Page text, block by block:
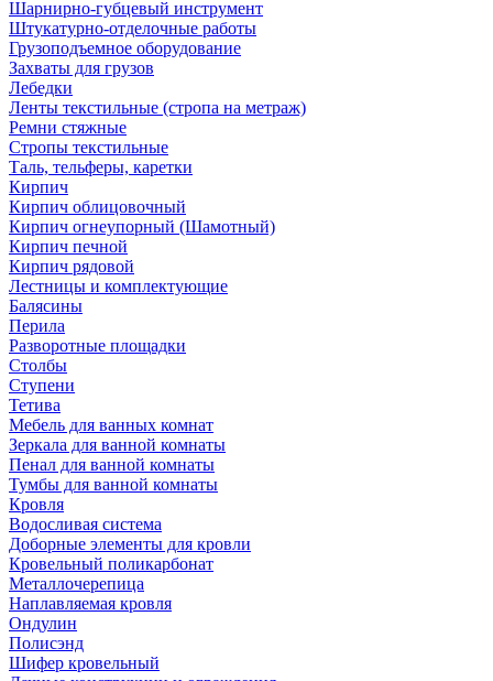
Шарнирно-губцевый инструмент
Штукатурно-отделочные работы
Грузоподъемное оборудование
Захваты для грузов
Лебедки
Ленты текстильные (стропа на метраж)
Ремни стяжные
Стропы текстильные
Таль, тельферы, каретки
Кирпич
Кирпич облицовочный
Кирпич огнеупорный (Шамотный)
Кирпич печной
Кирпич рядовой
Лестницы и комплектующие
Балясины
Перила
Разворотные площадки
Столбы
Ступени
Тетива
Мебель для ванных комнат
Зеркала для ванной комнаты
Пенал для ванной комнаты
Тумбы для ванной комнаты
Кровля
Водосливая система
Доборные элементы для кровли
Кровельный поликарбонат
Металлочерепица
Наплавляемая кровля
Ондулин
Полисэнд
Шифер кровельный